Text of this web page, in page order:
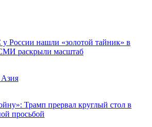
России нашли «золотой тайник» в
раскрыли масштаб
Азия
Трамп прервал круглый стол в
просьбой